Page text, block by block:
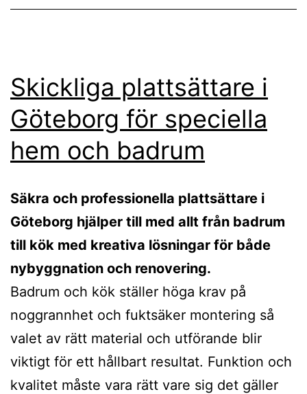
Skickliga plattsättare i
Göteborg för speciella
hem och badrum
Säkra och professionella plattsättare i
Göteborg hjälper till med allt från badrum
till kök med kreativa lösningar för både
nybyggnation och renovering.
Badrum och kök ställer höga krav på
noggrannhet och fuktsäker montering så
valet av rätt material och utförande blir
viktigt för ett hållbart resultat. Funktion och
kvalitet måste vara rätt vare sig det gäller